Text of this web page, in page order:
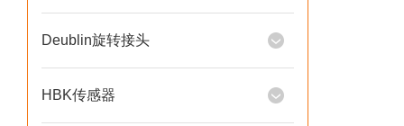
Deublin旋转接头
HBK传感器